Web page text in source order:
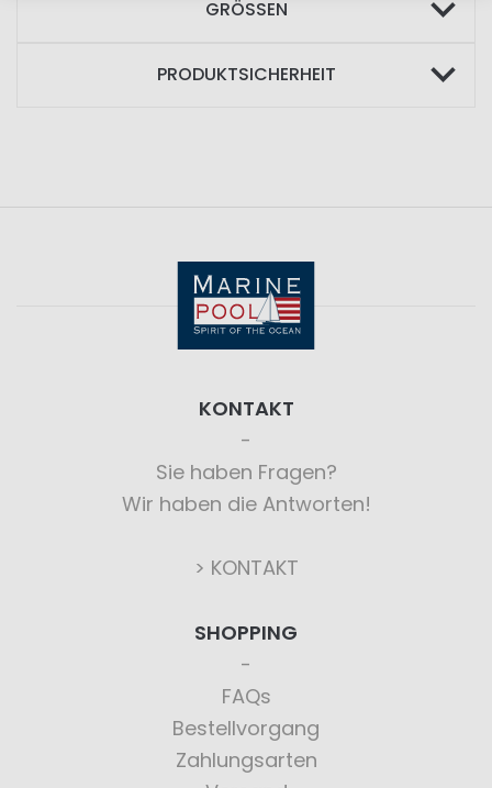
GRÖSSEN
PRODUKTSICHERHEIT
KONTAKT
Sie haben Fragen?
Wir haben die Antworten!
> KONTAKT
SHOPPING
FAQs
Bestellvorgang
Zahlungsarten